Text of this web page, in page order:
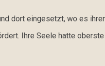
dort eingesetzt, wo es
Ihre Seele hatte